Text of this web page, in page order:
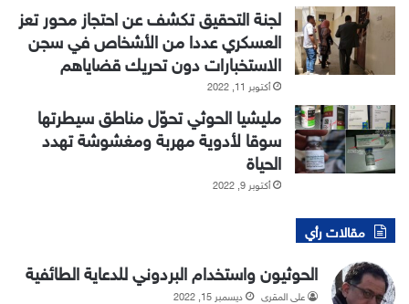
لجنة التحقيق تكشف عن احتجاز محور تعز
العسكري عددا من الأشخاص في سجن
الاستخبارات دون تحريك قضاياهم
أكتوبر 11, 2022
مليشيا الحوثي تحوّل مناطق سيطرتها
سوقا لأدوية مهربة ومغشوشة تهدد
الحياة
أكتوبر 9, 2022
مقالات رأي
الحوثيون واستخدام البردوني للدعاية الطائفية
علي المقري ديسمبر 15, 2022